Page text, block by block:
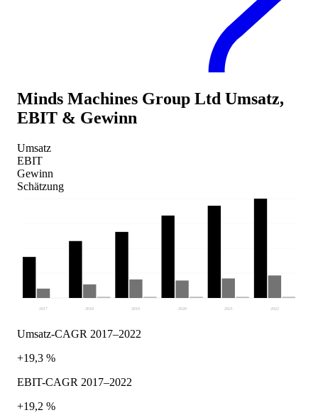
Minds Machines Group Ltd Umsatz,
EBIT & Gewinn
Umsatz
EBIT
Gewinn
Schätzung
2017 2018 2019 2020 2021 2022
Umsatz-CAGR 2017–2022
+19,3 %
EBIT-CAGR 2017–2022
+19,2 %